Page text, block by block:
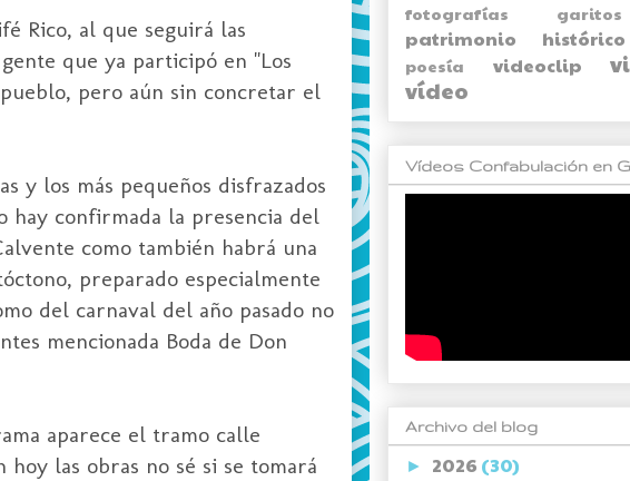
Rico, al que seguirá las
que ya participó en "Los
pero aún sin concretar el
y los más pequeños disfrazados
hay confirmada la presencia del
como también habrá una
preparado especialmente
del carnaval del año pasado no
mencionada Boda de Don
aparece el tramo calle
las obras no sé si se tomará
fotografías garitos
patrimonio histórico
poesía videoclip
vídeo
Vídeos Confabulación en
Archivo del blog
► 2026 (30)